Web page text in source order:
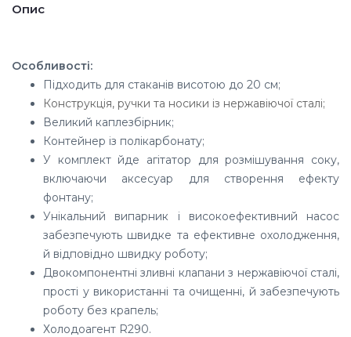
Опис
Особливості:
Підходить для стаканів висотою до 20 см;
Конструкція, ручки та носики із нержавіючої сталі;
Великий каплезбірник;
Контейнер із полікарбонату;
У комплект йде агітатор для розмішування соку,
включаючи аксесуар для створення ефекту
фонтану;
Унікальний випарник і високоефективний насос
забезпечують швидке та ефективне охолодження,
й відповідно швидку роботу;
Двокомпонентні зливні клапани з нержавіючої сталі,
прості у використанні та очищенні, й забезпечують
роботу без крапель;
Холодоагент R290.